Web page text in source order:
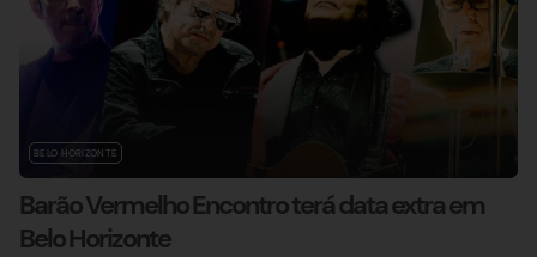
BELO HORIZONTE
Barão Vermelho Encontro terá data extra em
Belo Horizonte